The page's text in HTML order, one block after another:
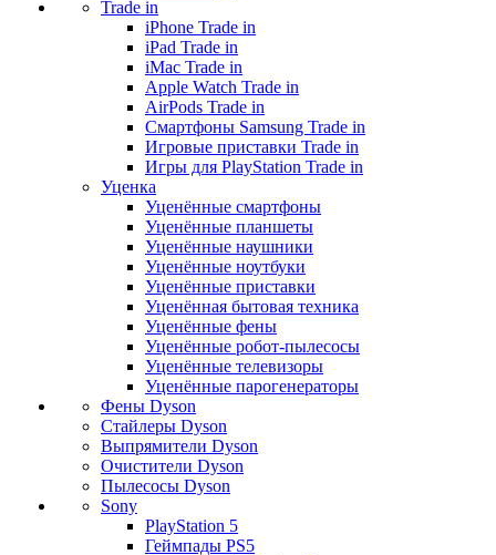
Trade in
iPhone Trade in
iPad Trade in
iMac Trade in
Apple Watch Trade in
AirPods Trade in
Смартфоны Samsung Trade in
Игровые приставки Trade in
Игры для PlayStation Trade in
Уценка
Уценённые смартфоны
Уценённые планшеты
Уценённые наушники
Уценённые ноутбуки
Уценённые приставки
Уценённая бытовая техника
Уценённые фены
Уценённые робот-пылесосы
Уценённые телевизоры
Уценённые парогенераторы
Фены Dyson
Стайлеры Dyson
Выпрямители Dyson
Очистители Dyson
Пылесосы Dyson
Sony
PlayStation 5
Геймпады PS5